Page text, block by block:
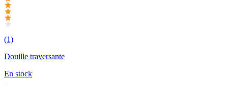
(1)
Douille traversante
En stock